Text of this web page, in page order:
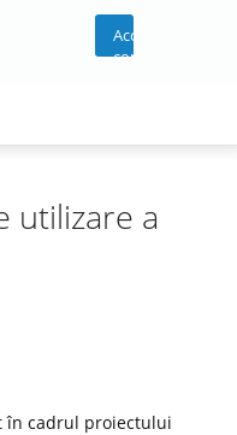
Acces
cont
utilizare a
în cadrul proiectului